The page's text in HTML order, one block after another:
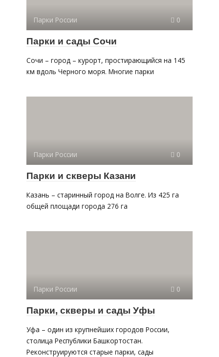
Парки России 0
Парки и сады Сочи
Сочи – город – курорт, простирающийся на 145
км вдоль Черного моря. Многие парки
Парки России 0
Парки и скверы Казани
Казань – старинный город на Волге. Из 425 га
общей площади города 276 га
Парки России 0
Парки, скверы и сады Уфы
Уфа – один из крупнейших городов России,
столица Республики Башкортостан.
Реконструируются старые парки, сады